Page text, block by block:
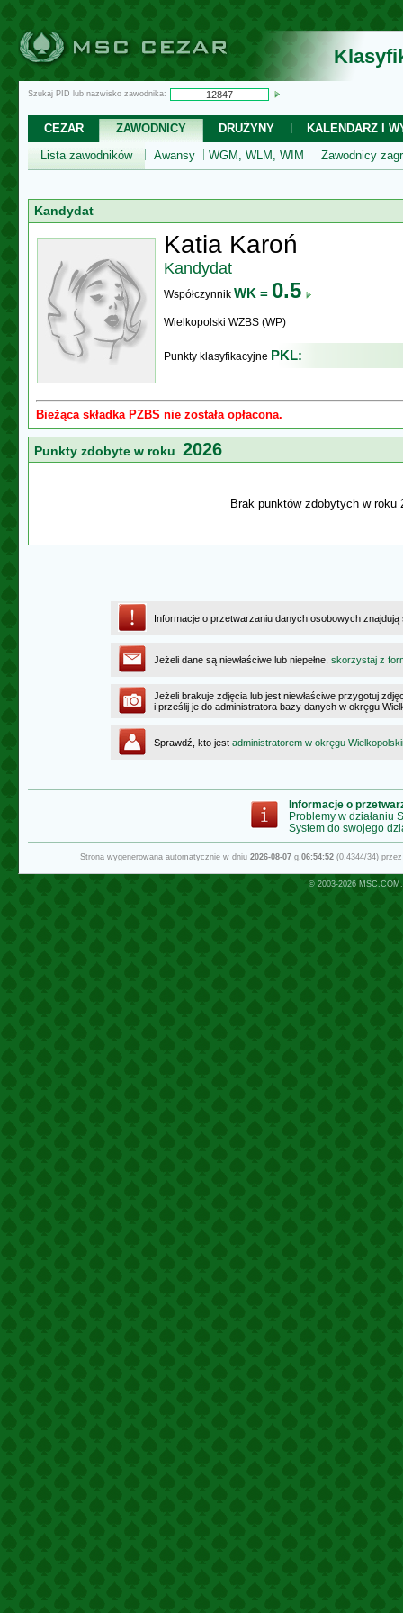
Szukaj PID lub nazwisko zawodnika:
CEZAR ZAWODNICY DRUŻYNY
KALENDARZ I
Lista zawodników
Awansy WGM, WLM, WIM Zawodnicy
Kandydat
Katia Karoń
Kandydat
Współczynnik WK = 0.5
Wielkopolski WZBS (WP)
Punkty klasyfikacyjne PKL:
Bieżąca składka PZBS nie została opłacona.
Punkty zdobyte w roku 2026
Brak punktów zdobytych w roku
Informacje o przetwarzaniu danych osobowych
Jeżeli dane są niewłaściwe lub niepełne, skorzystaj z
Jeżeli brakuje zdjęcia lub jest niewłaściwe przygotuj
i prześlij je do administratora bazy danych w okręgu
Sprawdź, kto jest administratorem w okręgu
Informacje o
Problemy w działaniu
System do swojego
Strona wygenerowana automatycznie w dniu 2026-08-07g.06:54:52(0.4344/34)
© 2003-2026